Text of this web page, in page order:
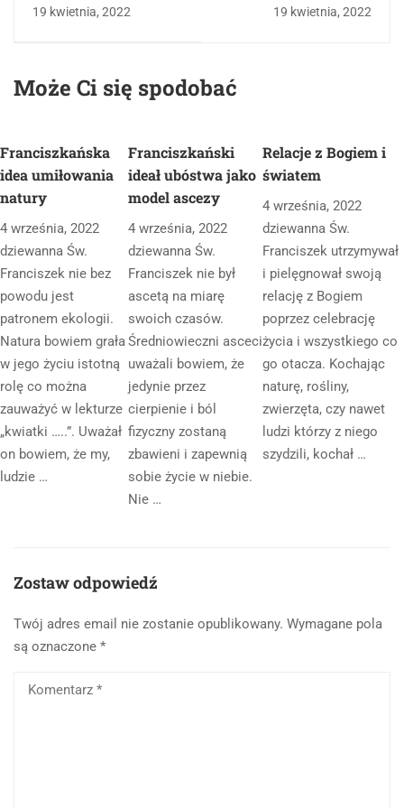
19 kwietnia, 2022 19 kwietnia, 2022
Może Ci się spodobać
Franciszkańska
idea umiłowania
natury
4 września, 2022
dziewanna Św.
Franciszek nie bez
powodu jest
patronem ekologii.
Natura bowiem grała
w jego życiu istotną
rolę co można
zauważyć w lekturze
„kwiatki …..”. Uważał
on bowiem, że my,
ludzie …
Franciszkański
ideał ubóstwa jako
model ascezy
4 września, 2022
dziewanna Św.
Franciszek nie był
ascetą na miarę
swoich czasów.
Średniowieczni asceci
uważali bowiem, że
jedynie przez
cierpienie i ból
fizyczny zostaną
zbawieni i zapewnią
sobie życie w niebie.
Nie …
Relacje z Bogiem i
światem
4 września, 2022
dziewanna Św.
Franciszek utrzymywał
i pielęgnował swoją
relację z Bogiem
poprzez celebrację
życia i wszystkiego co
go otacza. Kochając
naturę, rośliny,
zwierzęta, czy nawet
ludzi którzy z niego
szydzili, kochał …
Zostaw odpowiedź
Twój adres email nie zostanie opublikowany. Wymagane pola
są oznaczone *